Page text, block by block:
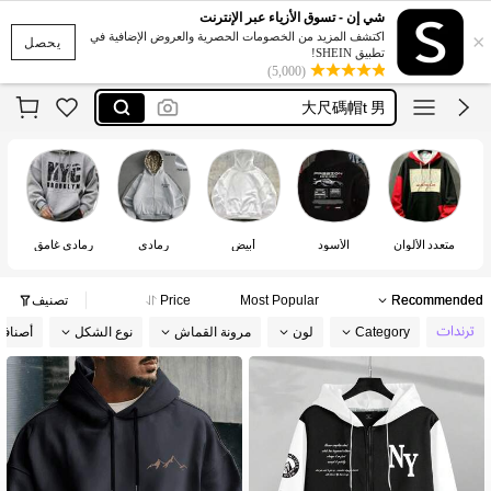
يحصل ×
شي إن - تسوق الأزياء عبر الإنترنت
اكتشف المزيد من الخصومات الحصرية والعروض الإضافية في
تطبيق SHEIN!
(5,000)
ملابس رجاليه مقاسات كبيره
メンズ プラスサイズ パーカー
大尺碼帽t 男
男大尺碼長袖
ملابس رجاليه مقاسات كبيره
متعدد الألوان الأسود أبيض رمادي رمادي غامق
Recommended
Most Popular
Price تصنيف
Category لون مرونة القماش نوع الشكل